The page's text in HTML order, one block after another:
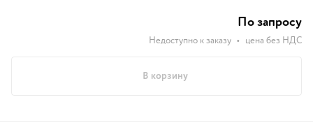
По запросу
Недоступно к заказу • цена без НДС
В корзину